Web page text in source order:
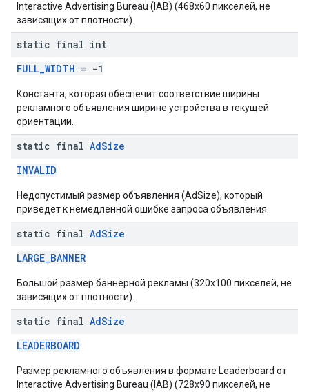
Interactive Advertising Bureau (IAB) (468x60 пикселей, не
зависящих от плотности).
static final int
FULL_WIDTH = -1
Константа, которая обеспечит соответствие ширины
рекламного объявления ширине устройства в текущей
ориентации.
static final AdSize
INVALID
Недопустимый размер объявления (AdSize), который
приведет к немедленной ошибке запроса объявления.
static final AdSize
LARGE_BANNER
Большой размер баннерной рекламы (320x100 пикселей, не
зависящих от плотности).
static final AdSize
LEADERBOARD
Размер рекламного объявления в формате Leaderboard от
Interactive Advertising Bureau (IAB) (728x90 пикселей, не